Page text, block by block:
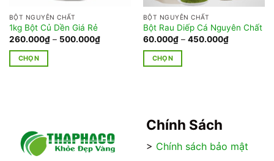
BỘT NGUYÊN CHẤT
1kg Bột Củ Dền Giá Rẻ
260.000₫ – 500.000₫Khoảng
giá:
CHỌN
biến
thể.
BỘT NGUYÊN CHẤT
Bột Rau Diếp Cá Nguyên Chất
60.000₫ – 450.000₫Khoảng
giá:
CHỌN
nhiều
thể.
Chính Sách
> Chính sách bảo mật